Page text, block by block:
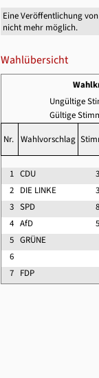
Eine Veröffentlichung
nicht mehr möglich.
Wahlübersicht
Ungültige
Gültige
Nr. Wahlvorschlag
1 CDU
2 DIE LINKE
3 SPD
4 AfD
5 GRÜNE
6
7 FDP